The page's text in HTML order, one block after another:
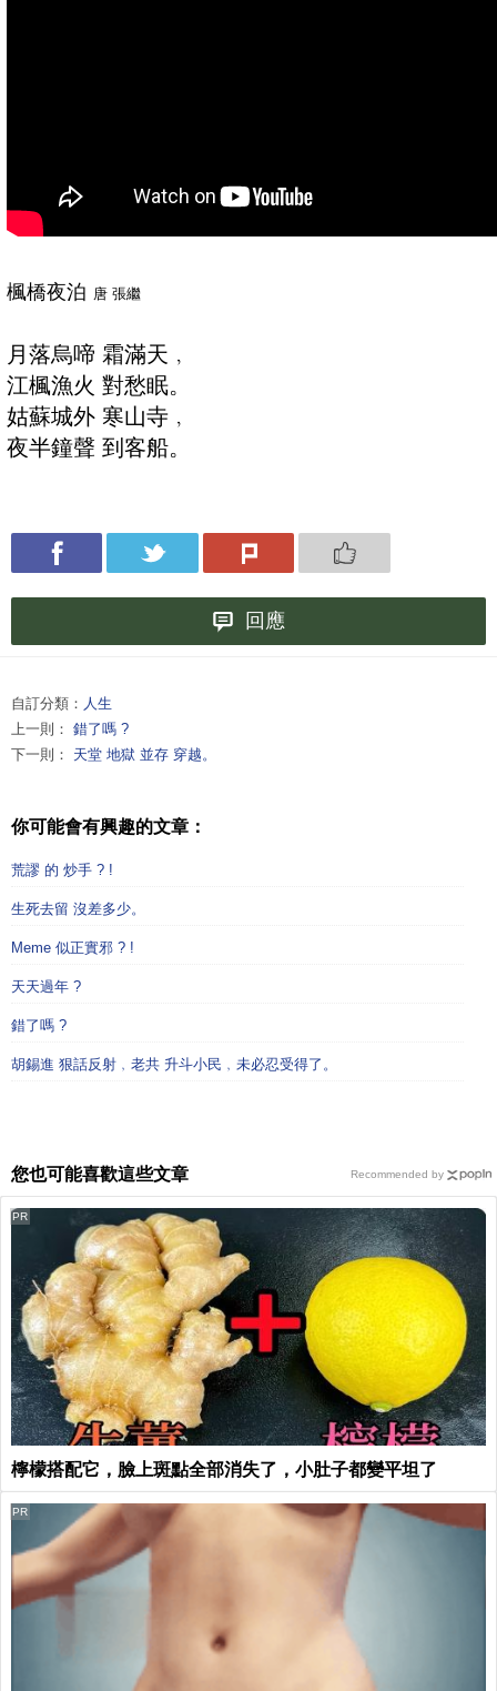
楓橋夜泊 唐 張繼
月落烏啼 霜滿天﹐
江楓漁火 對愁眠。
姑蘇城外 寒山寺﹐
夜半鐘聲 到客船。
回應
自訂分類： 人生
上一則： 錯了嗎 ?
下一則： 天堂 地獄 並存 穿越。
你可能會有興趣的文章：
荒謬 的 炒手 ? !
生死去留 沒差多少。
Meme 似正實邪 ? !
天天過年 ?
錯了嗎 ?
胡錫進 狠話反射﹐老共 升斗小民﹐未必忍受得了。
您也可能喜歡這些文章
檸檬搭配它，臉上斑點全部消失了，小肚子都變平坦了
PR
PR
Recommended by